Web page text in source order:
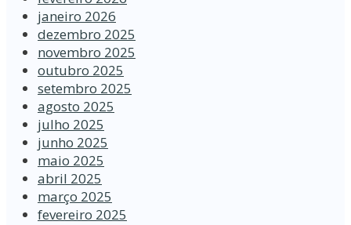
janeiro 2026
dezembro 2025
novembro 2025
outubro 2025
setembro 2025
agosto 2025
julho 2025
junho 2025
maio 2025
abril 2025
março 2025
fevereiro 2025